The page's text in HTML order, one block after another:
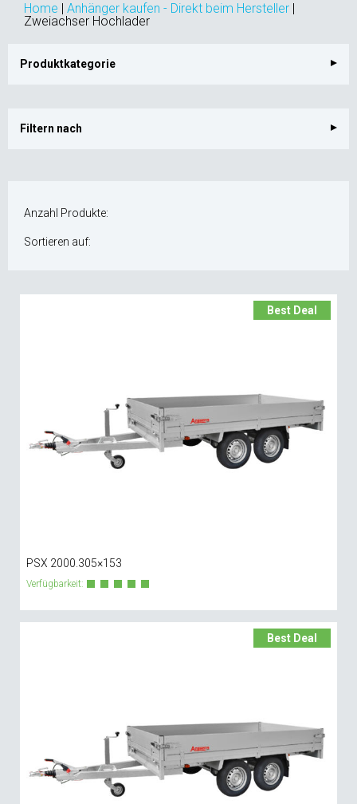
Home | Anhänger kaufen - Direkt beim Hersteller |
Zweiachser Hochlader
Produktkategorie
Filtern nach
Anzahl Produkte:
Sortieren auf:
Best Deal
PSX 2000.305×153
Verfügbarkeit:
Best Deal